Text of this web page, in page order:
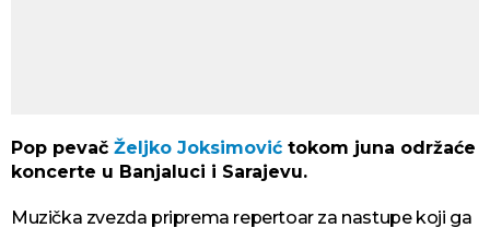
Pop pevač Željko Joksimović tokom juna održaće
koncerte u Banjaluci i Sarajevu.
Muzička zvezda priprema repertoar za nastupe koji ga